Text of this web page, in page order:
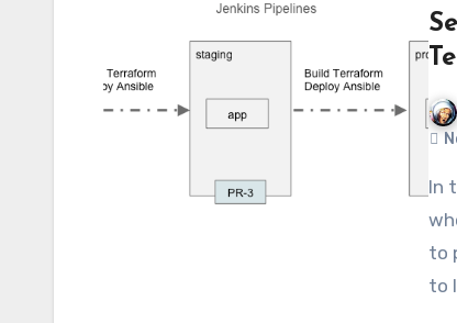
In the previous post we learnt how to deploy the
to
to